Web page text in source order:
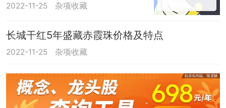
2022-11-25 杂项收藏
长城干红5年盛藏赤霞珠价格及特点
2022-11-25 杂项收藏